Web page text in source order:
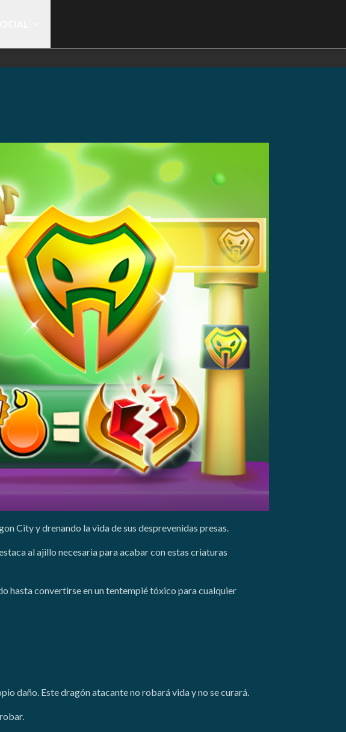
City y drenando la vida de sus desprevenidas presas.
al ajillo necesaria para acabar con estas criaturas
hasta convertirse en un tentempié tóxico para cualquier
daño. Este dragón atacante no robará vida y no se curará.